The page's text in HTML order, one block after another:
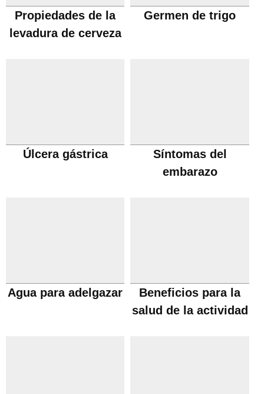
Propiedades de la
levadura de cerveza
Germen de trigo
Úlcera gástrica
Síntomas del
embarazo
Agua para adelgazar
Beneficios para la
salud de la actividad